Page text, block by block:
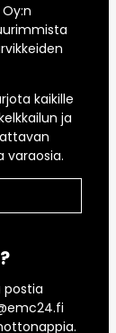
kaikille
ja
varaosia.
postia